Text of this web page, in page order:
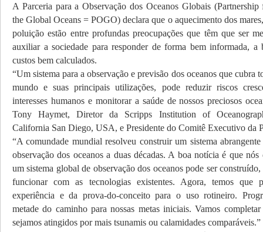
A Parceria para a Observação dos Oceanos Globais
the Global Oceans = POGO) declara que o aquecimento dos
poluição estão entre profundas preocupações que têm que ser
auxiliar a sociedade para responder de forma bem informada,
custos bem calculados.
“Um sistema para a observação e previsão dos oceanos que cubra
mundo e suas principais utilizações, pode reduzir riscos
interesses humanos e monitorar a saúde de nossos preciosos
Tony Haymet, Diretor da Scripps Institution of
California San Diego, USA, e Presidente do Comitê Executivo da
“A comundade mundial resolveu construir um sistema
observação dos oceanos a duas décadas. A boa notícia é que nós
um sistema global de observação dos oceanos pode ser
funcionar com as tecnologias existentes. Agora, temos que
experiência e da prova-do-conceito para o uso rotineiro.
metade do caminho para nossas metas iniciais. Vamos
sejamos atingidos por mais tsunamis ou calamidades comparáveis.”